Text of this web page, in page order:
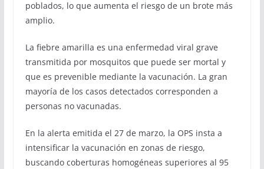
poblados, lo que aumenta el riesgo de un brote más
amplio.
La fiebre amarilla es una enfermedad viral grave
transmitida por mosquitos que puede ser mortal y
que es prevenible mediante la vacunación. La gran
mayoría de los casos detectados corresponden a
personas no vacunadas.
En la alerta emitida el 27 de marzo, la OPS insta a
intensificar la vacunación en zonas de riesgo,
buscando coberturas homogéneas superiores al 95